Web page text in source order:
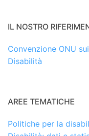
IL NOSTRO
Convenzione ONU
Disabilità
AREE TEMATICHE
Politiche per la